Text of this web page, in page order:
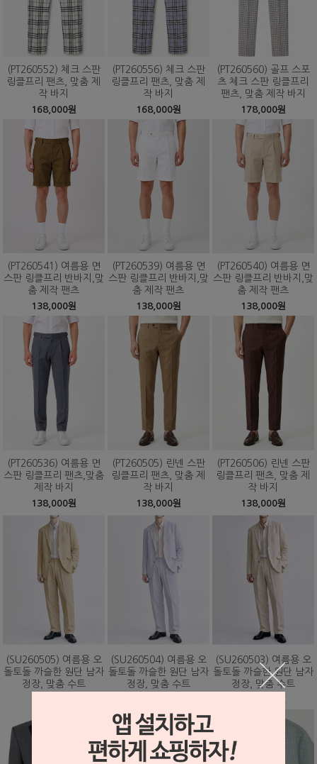
(PT260552) 체크 스판
링클프리 팬츠, 맞춤 제
작 바지
168,000원
(PT260556) 체크 스판
링클프리 팬츠, 맞춤 제
작 바지
168,000원
(PT260560) 골프 스포
츠 체크 스판 링클프리
팬츠, 맞춤 제작 바지
178,000원
(PT260541) 여름용 면
스판 링클프리 반바지,맞
춤 제작 팬츠
138,000원
(PT260539) 여름용 면
스판 링클프리 반바지,맞
춤 제작 팬츠
138,000원
(PT260540) 여름용 면
스판 링클프리 반바지,맞
춤 제작 팬츠
138,000원
(PT260536) 여름용 면
스판 링클프리 팬츠,맞춤
제작 바지
138,000원
(PT260505) 린넨 스판
링클프리 팬츠, 맞춤 제
작 바지
138,000원
(PT260506) 린넨 스판
링클프리 팬츠, 맞춤 제
작 바지
138,000원
(SU260505) 여름용 오
돌토돌 까슬한 원단 남자
정장, 맞춤 수트
(SU260504) 여름용 오
돌토돌 까슬한 원단 남자
정장, 맞춤 수트
(SU260503) 여름용 오
돌토돌 까슬한 원단 남자
정장, 맞춤 수트